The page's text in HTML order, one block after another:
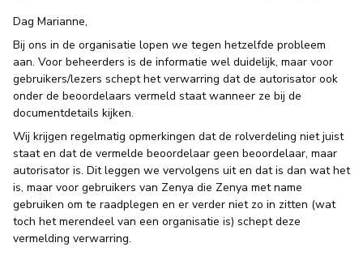
Dag Marianne,
Bij ons in de organisatie lopen we tegen hetzelfde probleem
aan. Voor beheerders is de informatie wel duidelijk, maar voor
gebruikers/lezers schept het verwarring dat de autorisator ook
onder de beoordelaars vermeld staat wanneer ze bij de
documentdetails kijken.
Wij krijgen regelmatig opmerkingen dat de rolverdeling niet juist
staat en dat de vermelde beoordelaar geen beoordelaar, maar
autorisator is. Dit leggen we vervolgens uit en dat is dan wat het
is, maar voor gebruikers van Zenya die Zenya met name
gebruiken om te raadplegen en er verder niet zo in zitten (wat
toch het merendeel van een organisatie is) schept deze
vermelding verwarring.